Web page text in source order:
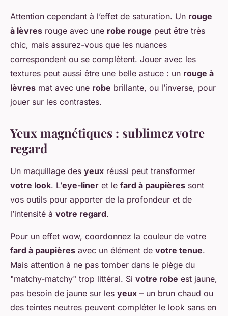
Attention cependant à l’effet de saturation. Un rouge
à lèvres rouge avec une robe rouge peut être très
chic, mais assurez-vous que les nuances
correspondent ou se complètent. Jouer avec les
textures peut aussi être une belle astuce : un rouge à
lèvres mat avec une robe brillante, ou l’inverse, pour
jouer sur les contrastes.
Yeux magnétiques : sublimez votre
regard
Un maquillage des yeux réussi peut transformer
votre look. L’eye-liner et le fard à paupières sont
vos outils pour apporter de la profondeur et de
l’intensité à votre regard.
Pour un effet wow, coordonnez la couleur de votre
fard à paupières avec un élément de votre tenue.
Mais attention à ne pas tomber dans le piège du
"matchy-matchy" trop littéral. Si votre robe est jaune,
pas besoin de jaune sur les yeux – un brun chaud ou
des teintes neutres peuvent compléter le look sans en